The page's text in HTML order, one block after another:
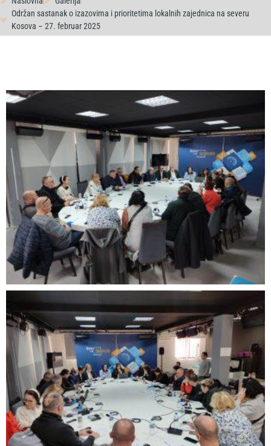
Održan sastanak o izazovima i prioritetima lokalnih zajednica na severu
Kosova – 27. februar 2025